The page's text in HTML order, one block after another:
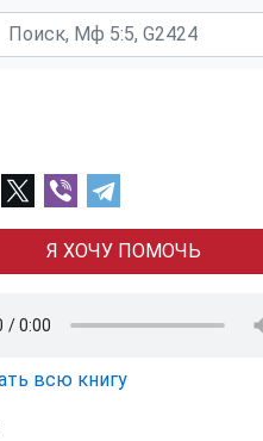
Я ХОЧУ ПОМОЧЬ
всю книгу